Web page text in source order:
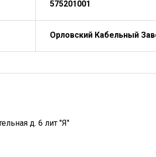
575201001
Орловский Кабельный
д. 6 лит "Я"